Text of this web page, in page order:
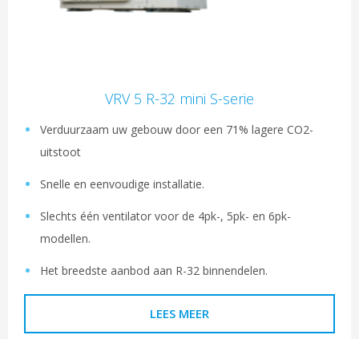
VRV 5 R-32 mini S-serie
Verduurzaam uw gebouw door een 71% lagere CO2-
uitstoot
Snelle en eenvoudige installatie.
Slechts één ventilator voor de 4pk-, 5pk- en 6pk-
modellen.
Het breedste aanbod aan R-32 binnendelen.
LEES MEER